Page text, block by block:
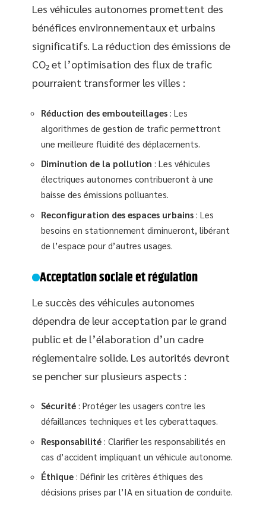
Les véhicules autonomes promettent des
bénéfices environnementaux et urbains
significatifs. La réduction des émissions de
CO₂ et l’optimisation des flux de trafic
pourraient transformer les villes :
Réduction des embouteillages : Les
algorithmes de gestion de trafic permettront
une meilleure fluidité des déplacements.
Diminution de la pollution : Les véhicules
électriques autonomes contribueront à une
baisse des émissions polluantes.
Reconfiguration des espaces urbains : Les
besoins en stationnement diminueront, libérant
de l’espace pour d’autres usages.
Acceptation sociale et régulation
Le succès des véhicules autonomes
dépendra de leur acceptation par le grand
public et de l’élaboration d’un cadre
réglementaire solide. Les autorités devront
se pencher sur plusieurs aspects :
Sécurité : Protéger les usagers contre les
défaillances techniques et les cyberattaques.
Responsabilité : Clarifier les responsabilités en
cas d’accident impliquant un véhicule autonome.
Éthique : Définir les critères éthiques des
décisions prises par l’IA en situation de conduite.